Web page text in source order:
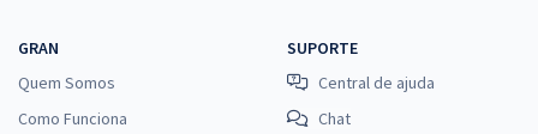
GRAN
Quem Somos
Como Funciona
SUPORTE
Central de ajuda
Chat